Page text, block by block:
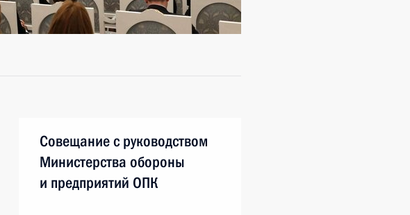
Совещание с руководством
Министерства обороны
и предприятий ОПК